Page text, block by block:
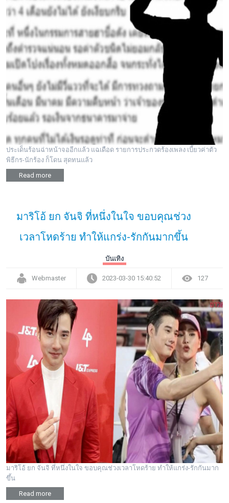
ประเด็นร้อนฉ่าหน้าจออีกแล้ว แฉเดือด รายการประกวดร้องเพลง เบี้ยวค่าตัว
พิธีกร-นักร้อง ก็โดน สุดทนแล้ว
Read more
มาริโอ้ ยก จันจิ ที่หนึ่งในใจ ขอบคุณช่วง
เวลาโหดร้าย ทำให้แกร่ง-รักกันมากขึ้น
บันเทิง
Webmaster 2023-03-30 15:40:52 127
มาริโอ้ ยก จันจิ ที่หนึ่งในใจ ขอบคุณช่วงเวลาโหดร้าย ทำให้แกร่ง-รักกันมาก
ขึ้น
Read more